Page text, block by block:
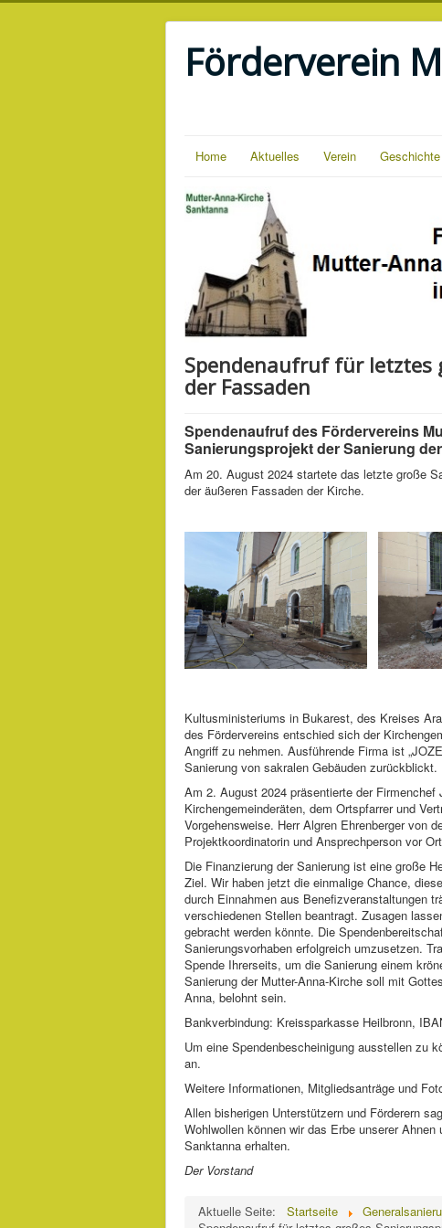
Förderverein
Home Aktuelles Verein Geschichte
Spendenaufruf für letztes
der Fassaden
Spendenaufruf des Fördervereins
Sanierungsprojekt der Sanierung
Am 20. August 2024 startete das letzte große
der äußeren Fassaden der Kirche.
Motiviert
Kultusministeriums in Bukarest, des Kreises
des Fördervereins entschied sich der
Angriff zu nehmen. Ausführende Firma ist
Sanierung von sakralen Gebäuden zurückblickt.
Am 2. August 2024 präsentierte der
Kirchengemeinderäten, dem Ortspfarrer und
Vorgehensweise. Herr Algren Ehrenberger von
Projektkoordinatorin und Ansprechperson vor
Die Finanzierung der Sanierung ist eine große
Ziel. Wir haben jetzt die einmalige Chance,
durch Einnahmen aus Benefizveranstaltungen
verschiedenen Stellen beantragt. Zusagen
gebracht werden könnte. Die
Sanierungsvorhaben erfolgreich umzusetzen.
Spende Ihrerseits, um die Sanierung einem
Sanierung der Mutter-Anna-Kirche soll mit
Anna, belohnt sein.
Bankverbindung: Kreissparkasse Heilbronn,
Um eine Spendenbescheinigung ausstellen zu
an.
Weitere Informationen, Mitgliedsanträge und
Allen bisherigen Unterstützern und Förderern
Wohlwollen können wir das Erbe unserer
Sanktanna erhalten.
Der Vorstand
Aktuelle Seite: Startseite